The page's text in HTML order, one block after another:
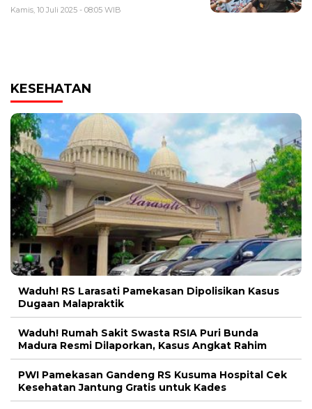
Kamis, 10 Juli 2025 - 08:05 WIB
KESEHATAN
Waduh! RS Larasati Pamekasan Dipolisikan Kasus
Dugaan Malapraktik
Waduh! Rumah Sakit Swasta RSIA Puri Bunda
Madura Resmi Dilaporkan, Kasus Angkat Rahim
PWI Pamekasan Gandeng RS Kusuma Hospital Cek
Kesehatan Jantung Gratis untuk Kades